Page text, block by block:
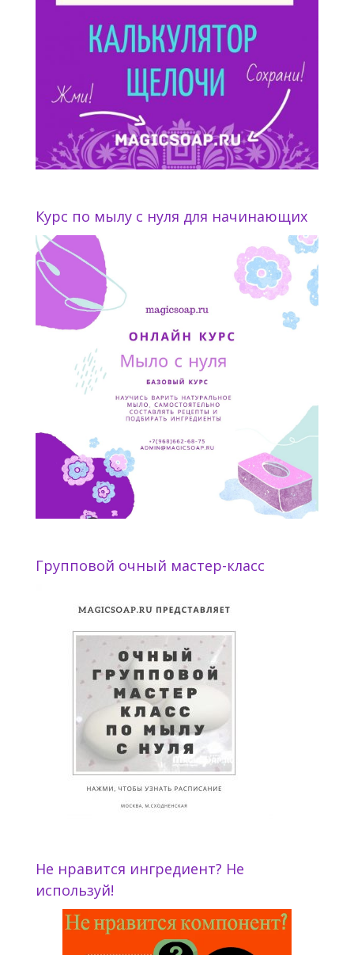
Курс по мылу с нуля для начинающих
Групповой очный мастер-класс
Не нравится ингредиент? Не
используй!